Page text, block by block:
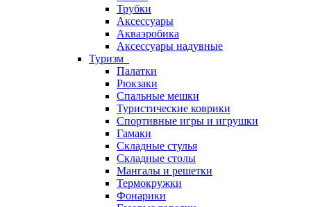
Трубки
Аксессуары
Акваэробика
Аксессуары надувные
Туризм
Палатки
Рюкзаки
Спальные мешки
Туристические коврики
Спортивные игры и игрушки
Гамаки
Складные стулья
Складные столы
Мангалы и решетки
Термокружки
Фонарики